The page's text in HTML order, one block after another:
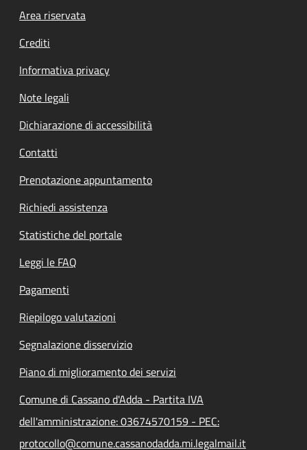
Footer menu
Area riservata
Crediti
Informativa privacy
Note legali
Dichiarazione di accessibilità
Contatti
Prenotazione appuntamento
Richiedi assistenza
Statistiche del portale
Leggi le FAQ
Pagamenti
Riepilogo valutazioni
Segnalazione disservizio
Piano di miglioramento dei servizi
Comune di Cassano d'Adda - Partita IVA
dell'amministrazione: 03674570159 - PEC:
protocollo@comune.cassanodadda.mi.legalmail.it